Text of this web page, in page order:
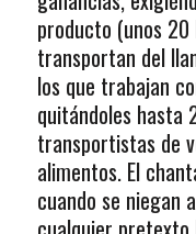
producto (unos 20
transportan del
los que trabajan
quitándoles hasta
transportistas de
alimentos. El
cuando se niegan